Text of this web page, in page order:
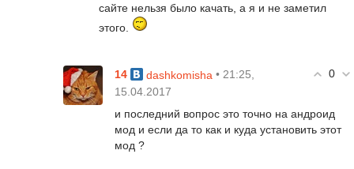
сайте нельзя было качать, а я и не заметил
этого.
0
14 dashkomisha • 21:25,
15.04.2017
и последний вопрос это точно на андроид
мод и если да то как и куда установить этот
мод ?